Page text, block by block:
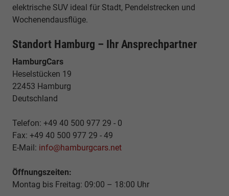
elektrische SUV ideal für Stadt, Pendelstrecken und
Wochenendausflüge.
Standort Hamburg – Ihr Ansprechpartner
HamburgCars
Heselstücken 19
22453 Hamburg
Deutschland
Telefon: +49 40 500 977 29 - 0
Fax: +49 40 500 977 29 - 49
E-Mail: info@hamburgcars.net
Öffnungszeiten:
Montag bis Freitag: 09:00 – 18:00 Uhr